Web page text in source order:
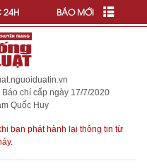
24H BÁO MỚI
chí cấp ngày 17/7/2020
Quốc Huy
bạn phát hành lại thông tin từ